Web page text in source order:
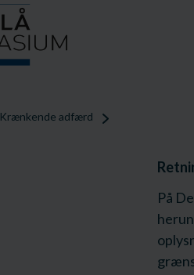
Krænkende adfærd
På